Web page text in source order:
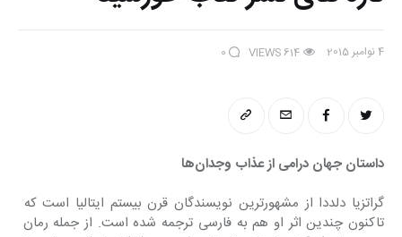
سینما
کتاب
4 نوامبر 2015 614
VIEWS
0
داستان جهان درامی از عذاب وجدان‌ها
گراتزیا دلددا از مشهورترین نویسندگان قرن بیستم ایتالیا است که
تاکنون چندین اثر او هم به فارسی ترجمه شده است. از جمله رمان